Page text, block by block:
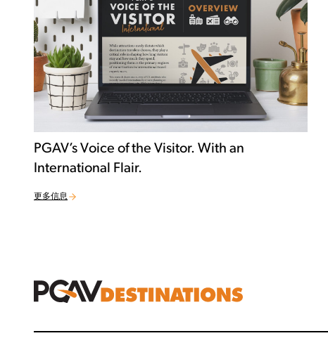
PGAV’s Voice of the Visitor. With an
International Flair.
更多信息